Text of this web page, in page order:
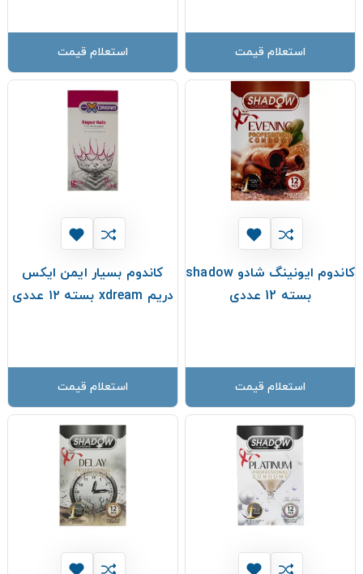
استعلام قیمت استعلام قیمت
کاندوم ایونینگ شادو shadow
بسته 12 عددی
استعلام قیمت
کاندوم بسیار ایمن ایکس
دریم xdream بسته ۱۲ عددی
استعلام قیمت